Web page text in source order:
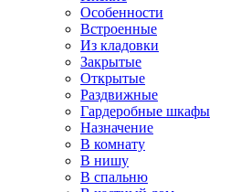
Особенности
Встроенные
Из кладовки
Закрытые
Открытые
Раздвижные
Гардеробные шкафы
Назначение
В комнату
В нишу
В спальню